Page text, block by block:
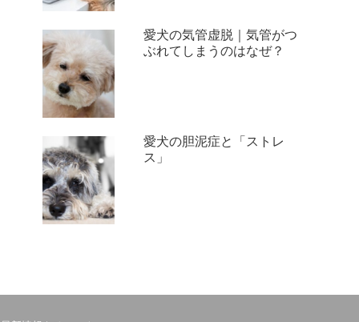
愛犬の気管虚脱｜気管がつ
ぶれてしまうのはなぜ？
愛犬の胆泥症と「ストレ
ス」